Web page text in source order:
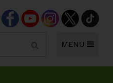
MENU